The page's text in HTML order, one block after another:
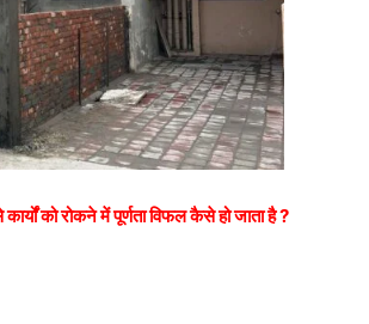
को रोकने में पूर्णता विफल कैसे हो जाता है ?